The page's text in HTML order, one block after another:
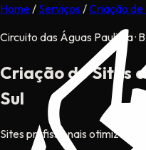
Home/ Serviços /Criação de
Circuito das Águas Paulista ·
Criação de Sites
Sul
Sites profissionais